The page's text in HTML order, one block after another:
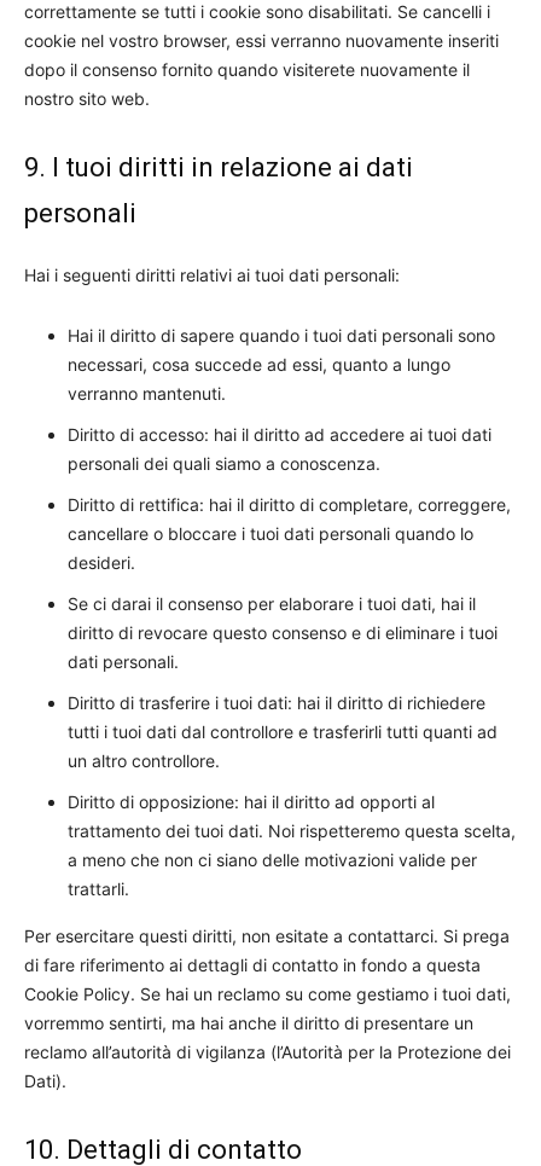
correttamente se tutti i cookie sono disabilitati. Se cancelli i
cookie nel vostro browser, essi verranno nuovamente inseriti
dopo il consenso fornito quando visiterete nuovamente il
nostro sito web.
9. I tuoi diritti in relazione ai dati
personali
Hai i seguenti diritti relativi ai tuoi dati personali:
Hai il diritto di sapere quando i tuoi dati personali sono
necessari, cosa succede ad essi, quanto a lungo
verranno mantenuti.
Diritto di accesso: hai il diritto ad accedere ai tuoi dati
personali dei quali siamo a conoscenza.
Diritto di rettifica: hai il diritto di completare, correggere,
cancellare o bloccare i tuoi dati personali quando lo
desideri.
Se ci darai il consenso per elaborare i tuoi dati, hai il
diritto di revocare questo consenso e di eliminare i tuoi
dati personali.
Diritto di trasferire i tuoi dati: hai il diritto di richiedere
tutti i tuoi dati dal controllore e trasferirli tutti quanti ad
un altro controllore.
Diritto di opposizione: hai il diritto ad opporti al
trattamento dei tuoi dati. Noi rispetteremo questa scelta,
a meno che non ci siano delle motivazioni valide per
trattarli.
Per esercitare questi diritti, non esitate a contattarci. Si prega
di fare riferimento ai dettagli di contatto in fondo a questa
Cookie Policy. Se hai un reclamo su come gestiamo i tuoi dati,
vorremmo sentirti, ma hai anche il diritto di presentare un
reclamo all’autorità di vigilanza (l’Autorità per la Protezione dei
Dati).
10. Dettagli di contatto